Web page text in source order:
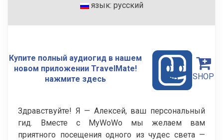
язык: русский
Купите полный аудиогид в нашем
новом приложении TravelMate!
нажмите здесь
SHOP
Здравствуйте! Я — Алексей, ваш персональный
гид. Вместе с MyWoWo мы желаем вам
приятного посещения одного из чудес света —